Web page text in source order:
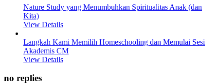
Nature Study yang Menumbuhkan Spiritualitas Anak (dan
Kita)
View Details
Langkah Kami Memilih Homeschooling dan Memulai Sesi
Akademis CM
View Details
no replies